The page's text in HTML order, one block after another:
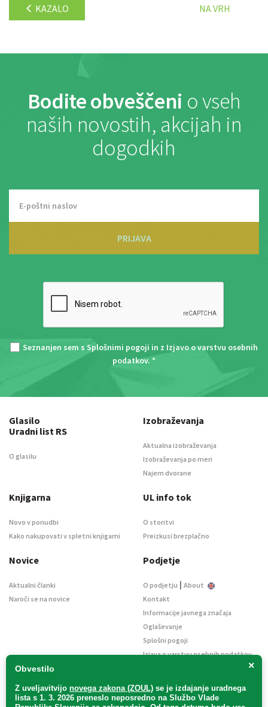
KAZALO NA VRH
Bodite obveščeni o vseh
naših novostih, akcijah in
dogodkih
PRIJAVA
Seznanjen sem s Splošnimi pogoji in z Izjavo o varstvu osebnih
podatkov. *
×
Obvestilo
Z uveljavitvijo novega zakona (ZOUL) se je izdajanje uradnega
lista s 1. 3. 2026 preneslo neposredno na Službo Vlade
Glasilo
Uradni list RS
O glasilu
Izobraževanja
Aktualna izobraževanja
Izobraževanja po meri
Najem dvorane
Knjigarna
Novo v ponudbi
Kako nakupovati v spletni knjigarni
UL info tok
O storitvi
Preizkusi brezplačno
Novice
Aktualni članki
Naroči se na novice
Podjetje
O podjetju | About
Kontakt
Informacije javnega značaja
Oglaševanje
Splošni pogoji
Izjava o varstvu osebnih podatkov